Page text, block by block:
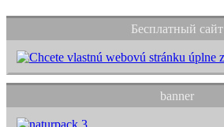
Бесплатный сайт
banner